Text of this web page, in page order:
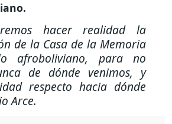
hacer realidad la
de la Casa de la Memoria
afroboliviano, para no
de dónde venimos, y
respecto hacia dónde
Arce.